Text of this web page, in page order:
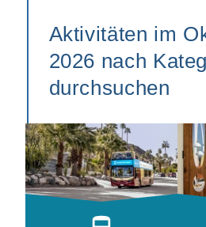
Aktivitäten im
2026 nach
durchsuchen